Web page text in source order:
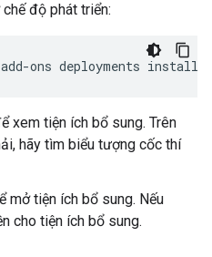
độ phát triển:
ons deployments install
xem tiện ích bổ sung. Trên
hãy tìm biểu tượng cốc thí
mở tiện ích bổ sung. Nếu
cho tiện ích bổ sung.